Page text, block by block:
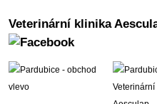
Veterinární klinika